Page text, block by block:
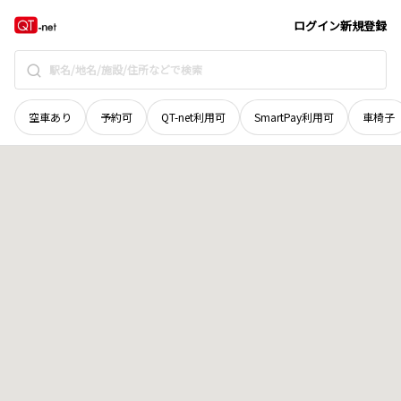
ログイン新規登録
空車あり 予約可 QT-net利用可 SmartPay利用可 車椅子
山口県